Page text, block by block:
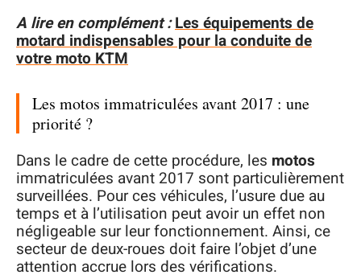
A lire en complément :Les équipements de
motard indispensables pour la conduite de
votre moto KTM
Les motos immatriculées avant 2017 : une
priorité ?
Dans le cadre de cette procédure, les motos
immatriculées avant 2017 sont particulièrement
surveillées. Pour ces véhicules, l’usure due au
temps et à l’utilisation peut avoir un effet non
négligeable sur leur fonctionnement. Ainsi, ce
secteur de deux-roues doit faire l’objet d’une
attention accrue lors des vérifications.